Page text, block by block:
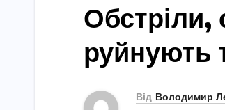
Обстріли,
руйнують
Від Володимир